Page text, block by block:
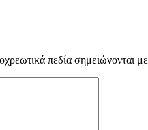
πεδία σημειώνονται με